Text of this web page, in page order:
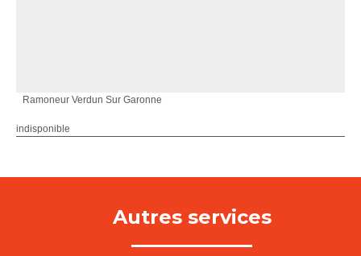
Ramoneur Verdun Sur Garonne
indisponible
Autres services